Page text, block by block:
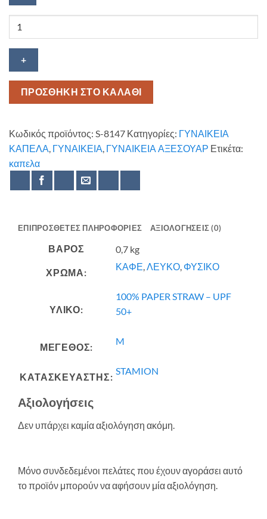
Classy
ποσότητα
ΠΡΟΣΘΗΚΗ ΣΤΟ ΚΑΛΑΘΙ
Κωδικός προϊόντος: S-8147 Κατηγορίες: ΓΥΝΑΙΚΕΙΑ
ΚΑΠΕΛΑ ΓΥΝΑΙΚΕΙΑ ΓΥΝΑΙΚΕΙΑ ΑΞΕΣΟΥΑΡ Ετικέτα:
καπελα
ΕΠΙΠΡΌΣΘΕΤΕΣ ΠΛΗΡΟΦΟΡΊΕΣ ΑΞΙΟΛΟΓΉΣΕΙΣ (0)
ΒΆΡΟΣ 0,7 kg
ΧΡΩΜΑ:
ΚΑΦΕ,ΛΕΥΚΟ, ΦΥΣΙΚΟ
ΥΛΙΚΟ:
100% PAPER STRAW – UPF
50+
ΜΕΓΕΘΟΣ:
M
ΚΑΤΑΣΚΕΥΑΣΤΗΣ:
STAMION
Αξιολογήσεις
Δεν υπάρχει καμία αξιολόγηση ακόμη.
Μόνο συνδεδεμένοι πελάτες που έχουν αγοράσει αυτό
το προϊόν μπορούν να αφήσουν μία αξιολόγηση.